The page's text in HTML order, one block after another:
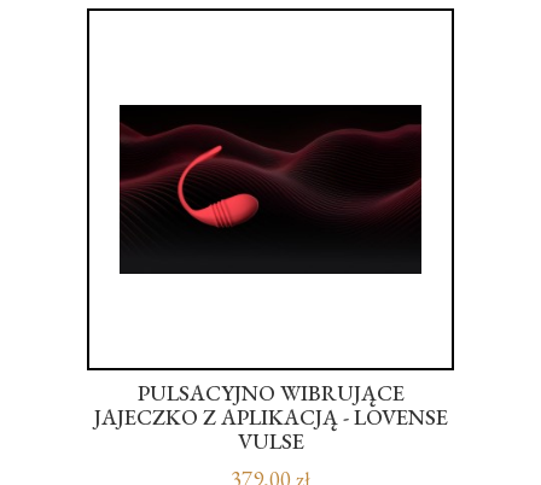
PULSACYJNO WIBRUJĄCE
JAJECZKO Z APLIKACJĄ - LOVENSE
VULSE
379,00 zł